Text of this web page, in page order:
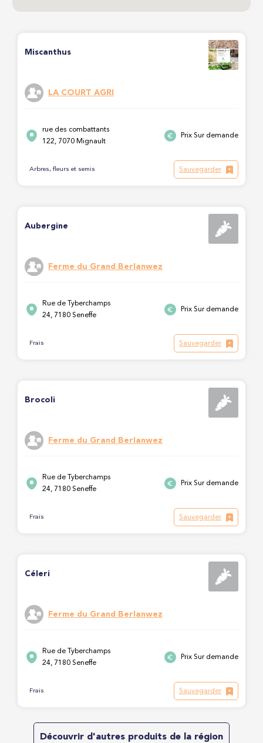
Miscanthus
LA COURT AGRI
rue des combattants
122, 7070 Mignault
Prix Sur demande
Arbres, fleurs et semis Sauvegarder
Aubergine
Ferme du Grand Berlanwez
Rue de Tyberchamps
24, 7180 Seneffe
Prix Sur demande
Frais Sauvegarder
Brocoli
Ferme du Grand Berlanwez
Rue de Tyberchamps
24, 7180 Seneffe
Prix Sur demande
Frais Sauvegarder
Céleri
Ferme du Grand Berlanwez
Rue de Tyberchamps
24, 7180 Seneffe
Prix Sur demande
Frais Sauvegarder
Découvrir d'autres produits de la région